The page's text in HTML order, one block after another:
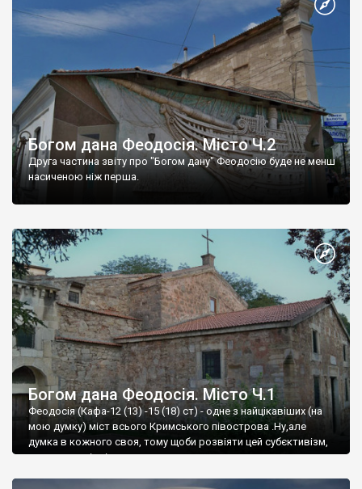
Богом дана Феодосія. Місто Ч.2
Друга частина звіту про "Богом дану" Феодосію буде не менш
насиченою ніж перша.
Богом дана Феодосія. Місто Ч.1
Феодосія (Кафа-12 (13) -15 (18) ст) - одне з найцікавіших (на
мою думку) міст всього Кримського півострова .Ну,але
думка в кожного своя, тому щоби розвіяти цей субєктивізм,
запрошую відвідати це